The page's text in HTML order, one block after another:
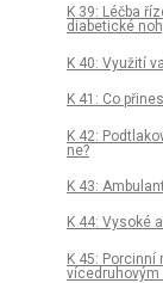
K 39: Léčba
diabetické
K 40: Využití
K 41: Co
K 42:
ne?
K 43:
K 44: Vysoké
K 45:
vícedruhovým